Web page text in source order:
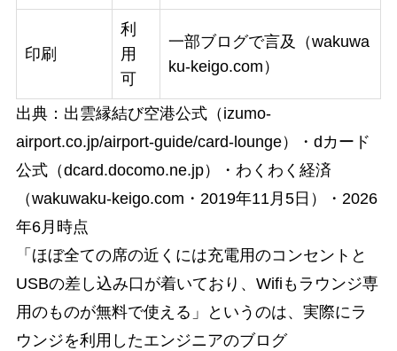
印刷
利
用
可
一部ブログで言及（wakuwa
ku-keigo.com）
出典：出雲縁結び空港公式（izumo-
airport.co.jp/airport-guide/card-lounge）・dカード
公式（dcard.docomo.ne.jp）・わくわく経済
（wakuwaku-keigo.com・2019年11月5日）・2026
年6月時点
「ほぼ全ての席の近くには充電用のコンセントと
USBの差し込み口が着いており、Wifiもラウンジ専
用のものが無料で使える」というのは、実際にラ
ウンジを利用したエンジニアのブログ